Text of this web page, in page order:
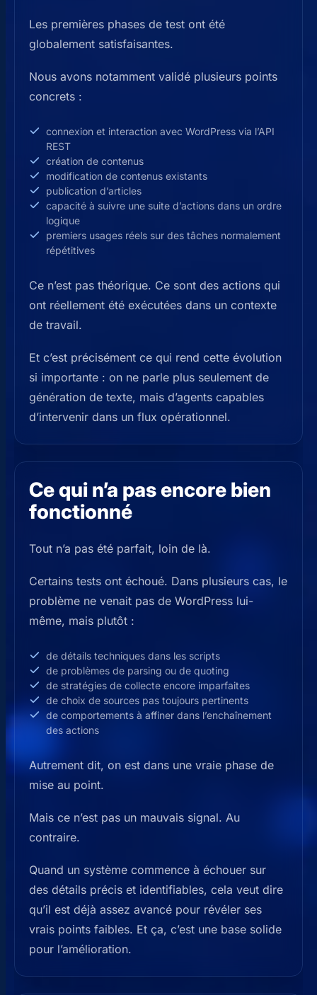
Les premières phases de test ont été
globalement satisfaisantes.
Nous avons notamment validé plusieurs points
concrets :
connexion et interaction avec WordPress via l’API
REST
création de contenus
modification de contenus existants
publication d’articles
capacité à suivre une suite d’actions dans un ordre
logique
premiers usages réels sur des tâches normalement
répétitives
Ce n’est pas théorique. Ce sont des actions qui
ont réellement été exécutées dans un contexte
de travail.
Et c’est précisément ce qui rend cette évolution
si importante : on ne parle plus seulement de
génération de texte, mais d’agents capables
d’intervenir dans un flux opérationnel.
Ce qui n’a pas encore bien
fonctionné
Tout n’a pas été parfait, loin de là.
Certains tests ont échoué. Dans plusieurs cas, le
problème ne venait pas de WordPress lui-
même, mais plutôt :
de détails techniques dans les scripts
de problèmes de parsing ou de quoting
de stratégies de collecte encore imparfaites
de choix de sources pas toujours pertinents
de comportements à affiner dans l’enchaînement
des actions
Autrement dit, on est dans une vraie phase de
mise au point.
Mais ce n’est pas un mauvais signal. Au
contraire.
Quand un système commence à échouer sur
des détails précis et identifiables, cela veut dire
qu’il est déjà assez avancé pour révéler ses
vrais points faibles. Et ça, c’est une base solide
pour l’amélioration.